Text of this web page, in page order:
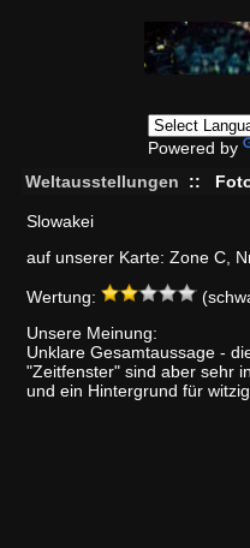
Powered by
Weltausstellungen
::
Slowakei
auf unserer Karte: Zone C,
Wertung:
Unsere Meinung:
Unklare Gesamtaussage -
"Zeitfenster" sind aber sehr
und ein Hintergrund für